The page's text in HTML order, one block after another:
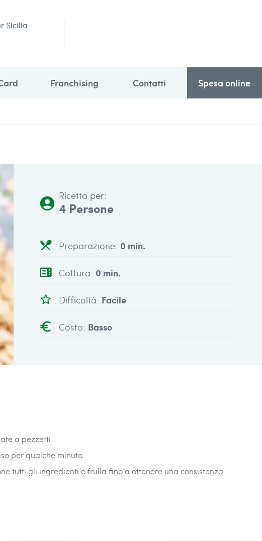
Sicilia
Franchising Contatti Spesa online
account_circle Ricetta per:
4 Persone
local_dining Preparazione: 0 min.
microwave Cottura: 0 min.
star_outline Difficoltà: Facile
euro Costo: Basso
a pezzetti.
per qualche minuto.
tutti gli ingredienti e frulla fino a ottenere una consistenza